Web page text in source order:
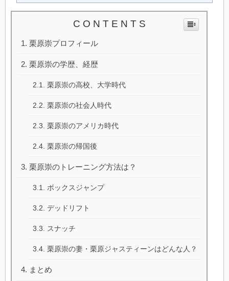
C O N T E N T S
栗原崇プロフィール
栗原崇の学歴、経歴
栗原崇の高校、大学時代
栗原崇の社会人時代
栗原崇のアメリカ時代
栗原崇の帰国後
栗原崇のトレーニング方法は？
ボックスジャンプ
デッドリフト
スナッチ
栗原崇の妻・栗原ジャスティーンはどんな人？
まとめ